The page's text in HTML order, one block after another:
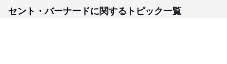
セント・バーナードに関するトピック一覧